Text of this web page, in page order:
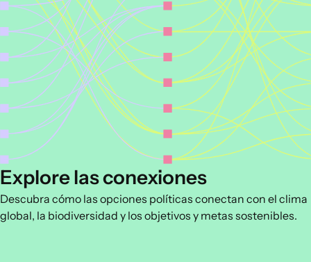
Explore las conexiones
Descubra cómo las opciones políticas conectan con el clima
global, la biodiversidad y los objetivos y metas sostenibles.